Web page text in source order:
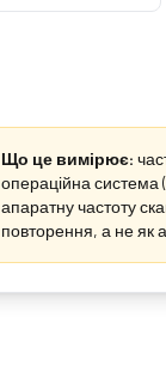
Що це вимірює:
операційна система
апаратну частоту
повторення, а не як